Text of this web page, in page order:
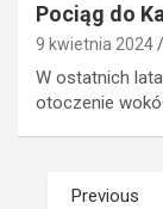
Pociąg do
9 kwietnia 2024
W ostatnich
otoczenie
Previous